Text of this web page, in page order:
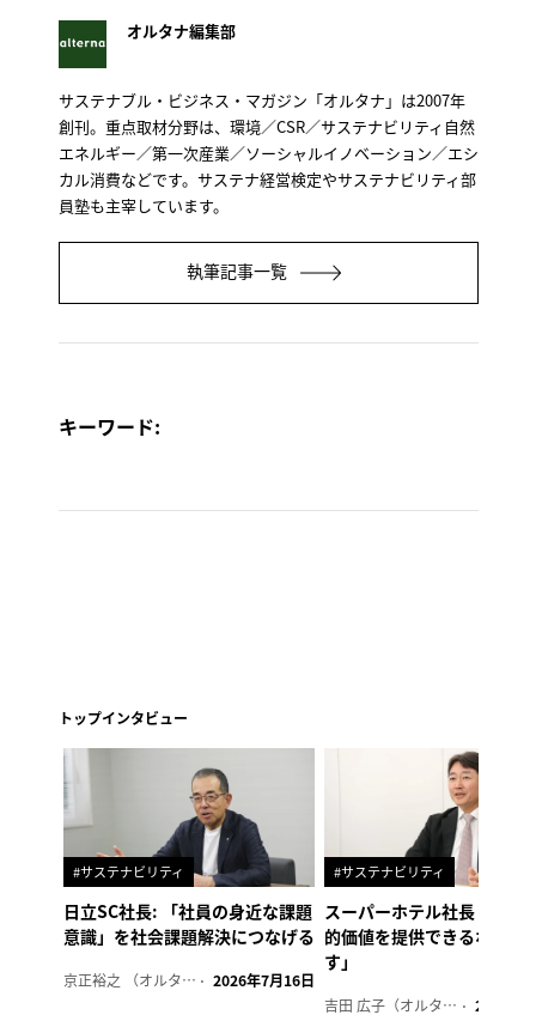
オルタナ編集部
サステナブル・ビジネス・マガジン「オルタナ」は2007年
創刊。重点取材分野は、環境／CSR／サステナビリティ自然
エネルギー／第一次産業／ソーシャルイノベーション／エシ
カル消費などです。サステナ経営検定やサステナビリティ部
員塾も主宰しています。
執筆記事一覧
キーワード:
トップインタビュー
#サステナビリティ
日立SC社長: 「社員の身近な課題
意識」を社会課題解決につなげる
京正裕之 （オルタナ副編集長） 2026年7月16日
#サステナビリティ
スーパーホテル社長「地域
的価値を提供できるホテル
す」
吉田 広子（オルタナ輪番編集長） 2026年6